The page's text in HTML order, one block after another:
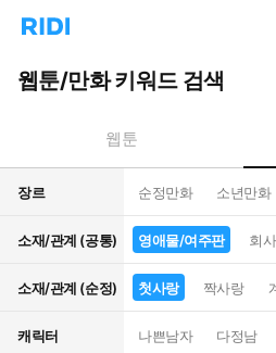
리
홈
으
턴
트
웹툰/만화 키워드 검색
웹툰
장르 순정만화 소년만화
소재/관계 (공통) 영애물/여주판 회사
소재/관계 (순정) 첫사랑 짝사랑
캐릭터 나쁜남자 다정남